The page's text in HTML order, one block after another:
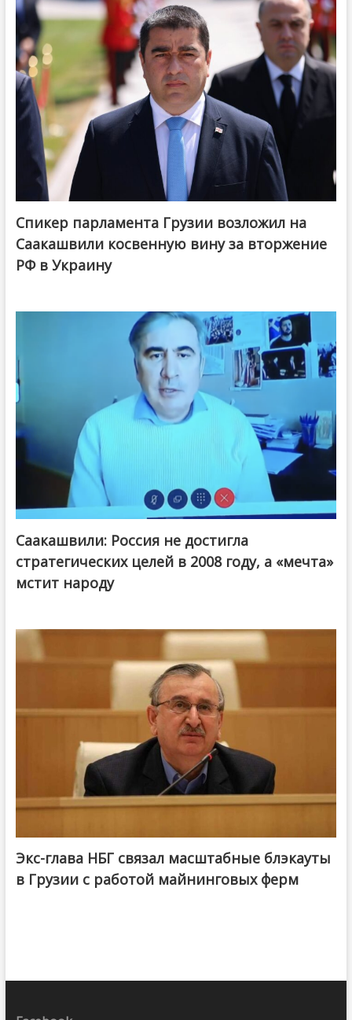
Спикер парламента Грузии возложил на
Саакашвили косвенную вину за вторжение
РФ в Украину
Саакашвили: Россия не достигла
стратегических целей в 2008 году, а «мечта»
мстит народу
Экс-глава НБГ связал масштабные блэкауты
в Грузии с работой майнинговых ферм